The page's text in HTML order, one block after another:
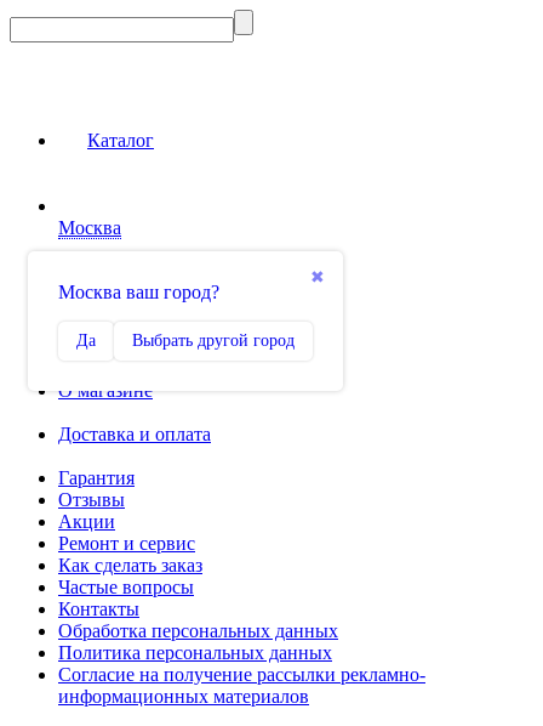
Каталог
Москва
✖
Москва ваш город?
Да Выбрать другой город
0
Избранное
О магазине
Доставка и оплата
Гарантия
Отзывы
Акции
Ремонт и сервис
Как сделать заказ
Частые вопросы
Контакты
Обработка персональных данных
Политика персональных данных
Согласие на получение рассылки рекламно-
информационных материалов